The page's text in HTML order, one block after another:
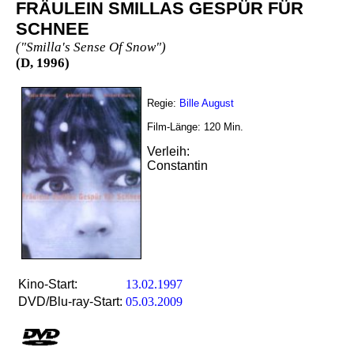
FRÄULEIN SMILLAS GESPÜR FÜR
SCHNEE
("Smilla's Sense Of Snow")
(D, 1996)
Regie: Bille August
Film-Länge: 120 Min.
Verleih:
Constantin
Kino-Start:
13.02.1997
DVD/Blu-ray-Start: 05.03.2009